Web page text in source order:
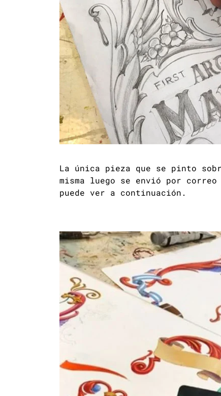
La única pieza que se pinto
misma luego se envió por
puede ver a continuación.